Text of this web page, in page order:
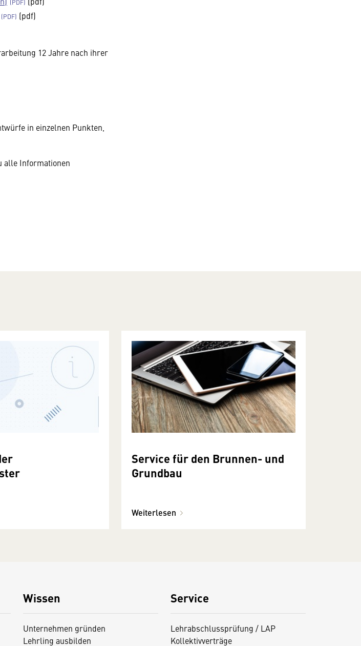
(pdf)
12 Jahre nach ihrer
in einzelnen Punkten,
alle Informationen
Service für den Brunnen- und
Grundbau
Weiterlesen
Wissen
Unternehmen gründen
Lehrling ausbilden
Service
Lehrabschlussprüfung / LAP
Kollektivverträge